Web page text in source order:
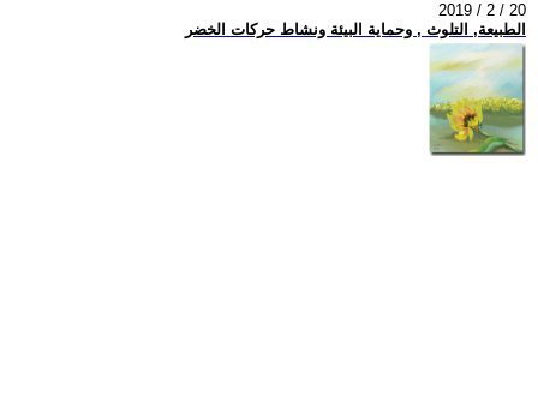
2019 / 2 / 20
الطبيعة, التلوث , وحماية البيئة ونشاط حركات الخضر